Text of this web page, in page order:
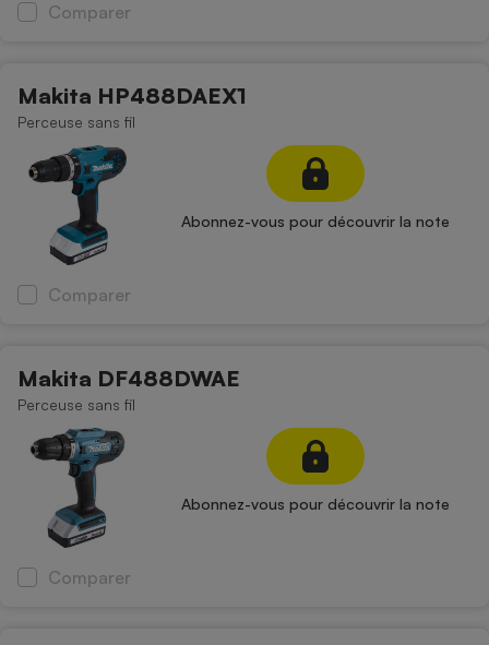
Comparer
Makita HP488DAEX1
Perceuse sans fil
Abonnez-vous pour découvrir la note
Comparer
Makita DF488DWAE
Perceuse sans fil
Abonnez-vous pour découvrir la note
Comparer